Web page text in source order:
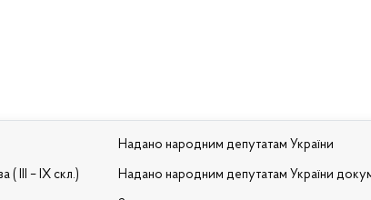
( III – IX скл.)
Надано народним депутатам України
Надано народним депутатам України